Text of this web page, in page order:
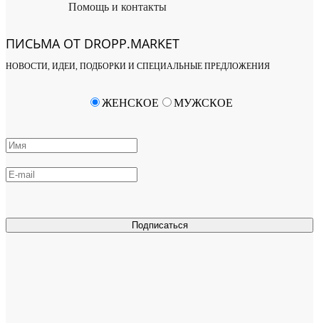
Помощь и контакты
ПИСЬМА ОТ DROPP.MARKET
НОВОСТИ, ИДЕИ, ПОДБОРКИ И СПЕЦИАЛЬНЫЕ ПРЕДЛОЖЕНИЯ
Подписаться
ЖЕНСКОЕ МУЖСКОЕ